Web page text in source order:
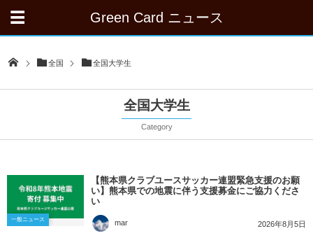
Green Card ニュース
全国 全国大学生
全国大学生
Category
一般ニュース
【熊本県クラブユースサッカー連盟緊急支援のお願
い】熊本県での地震に伴う支援募金にご協力くださ
い
mar 2026年8月5日